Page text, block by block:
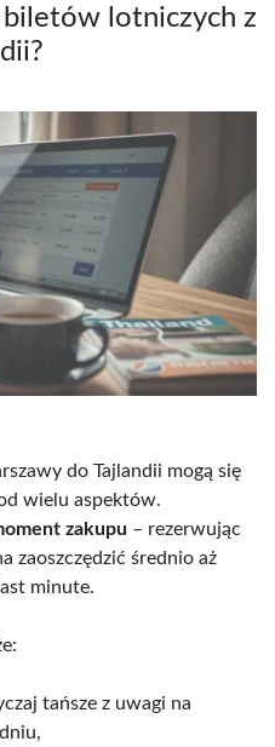
biletów lotniczych z
do Tajlandii mogą się
wielu aspektów.
zakupu – rezerwując
zaoszczędzić średnio aż
minute.
tańsze z uwagi na